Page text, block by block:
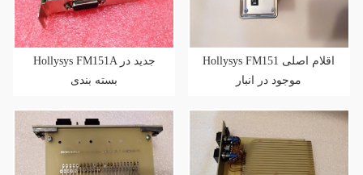
Hollysys FM151A جدید در
بسته بندی
Hollysys FM151 اقلام اصلی
موجود در انبار